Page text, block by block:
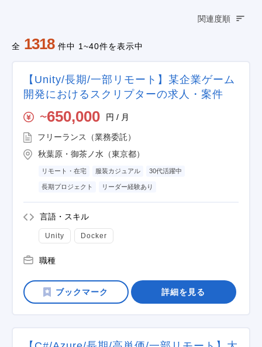
全 1318 件中 1~40件を表示中
関連度順
【Unity/長期/一部リモート】某企業ゲーム
開発におけるスクリプターの求人・案件
〜650,000 円 / 月
フリーランス（業務委託）
秋葉原・御茶ノ水（東京都）
リモート・在宅 服装カジュアル 30代活躍中
長期プロジェクト リーダー経験あり
言語・スキル
Unity Docker
職種
詳細を見る